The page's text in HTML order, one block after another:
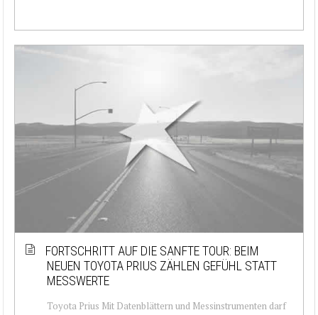
FORTSCHRITT AUF DIE SANFTE TOUR: BEIM
NEUEN TOYOTA PRIUS ZÄHLEN GEFÜHL STATT
MESSWERTE
Toyota Prius Mit Datenblättern und Messinstrumenten darf